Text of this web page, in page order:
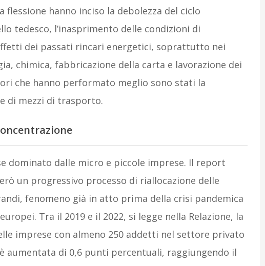
hanno inciso la debolezza del ciclo
tedesco, l’inasprimento delle condizioni di
dei passati rincari energetici, soprattutto nei
chimica, fabbricazione della carta e lavorazione dei
che hanno performato meglio sono stati la
di mezzi di trasporto.
dominato dalle micro e piccole imprese. Il report
un progressivo processo di riallocazione delle
fenomeno già in atto prima della crisi pandemica
Tra il 2019 e il 2022, si legge nella Relazione, la
imprese con almeno 250 addetti nel settore privato
aumentata di 0,6 punti percentuali, raggiungendo il